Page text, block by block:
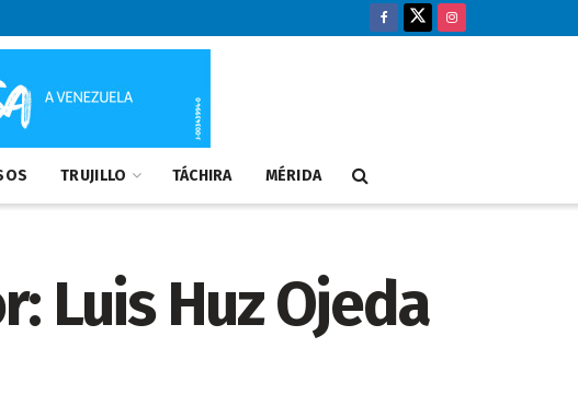
TRUJILLO TÁCHIRA MÉRIDA
Luis Huz Ojeda